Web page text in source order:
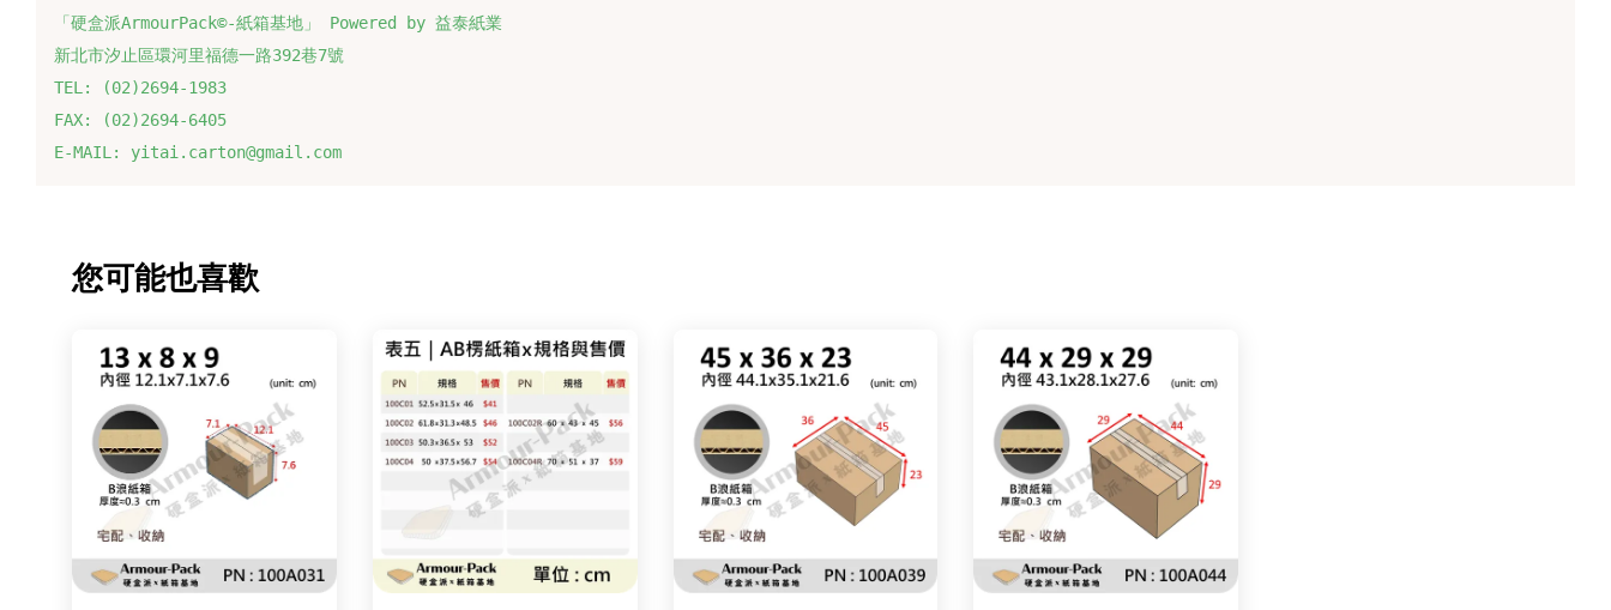
「硬盒派ArmourPack©-紙箱基地」 Powered by 益泰紙業
新北市汐止區環河里福德一路392巷7號
TEL: (02)2694-1983
FAX: (02)2694-6405
E-MAIL: yitai.carton@gmail.com
您可能也喜歡